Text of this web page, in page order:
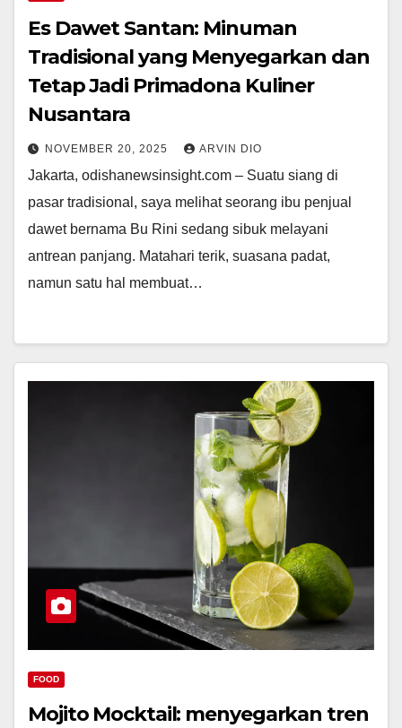
Es Dawet Santan: Minuman
Tradisional yang Menyegarkan dan
Tetap Jadi Primadona Kuliner
Nusantara
NOVEMBER 20, 2025 ARVIN DIO
Jakarta, odishanewsinsight.com – Suatu siang di
pasar tradisional, saya melihat seorang ibu penjual
dawet bernama Bu Rini sedang sibuk melayani
antrean panjang. Matahari terik, suasana padat,
namun satu hal membuat…
FOOD
Mojito Mocktail: menyegarkan tren